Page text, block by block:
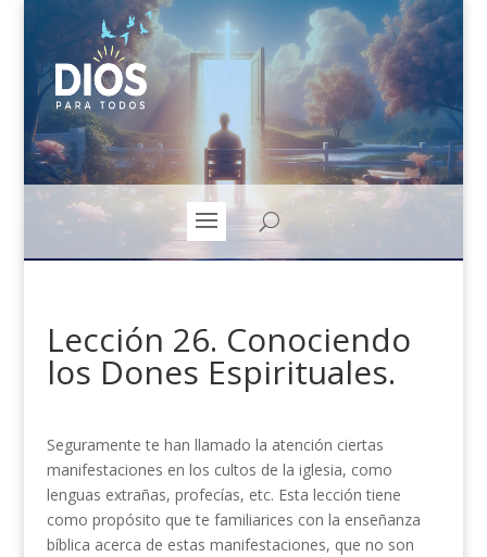
Lección 26. Conociendo
los Dones Espirituales.
Seguramente te han llamado la atención ciertas
manifestaciones en los cultos de la iglesia, como
lenguas extrañas, profecías, etc. Esta lección tiene
como propósito que te familiarices con la enseñanza
bíblica acerca de estas manifestaciones, que no son